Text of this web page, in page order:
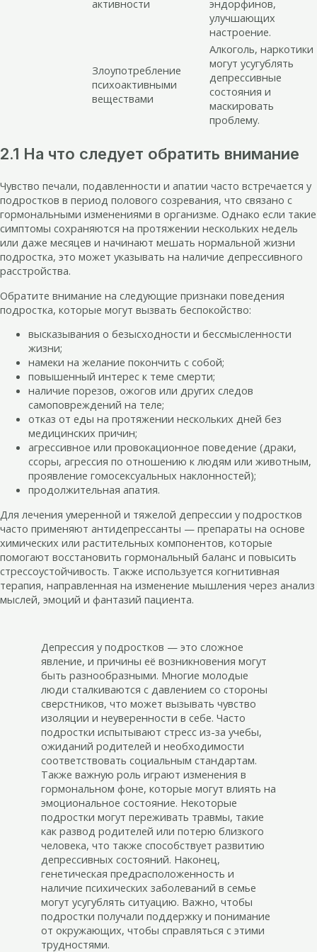
активности
эндорфинов,
улучшающих
настроение.
Злоупотребление
психоактивными
веществами
Алкоголь, наркотики
могут усугублять
депрессивные
состояния и
маскировать
проблему.
2.1 На что следует обратить внимание
Чувство печали, подавленности и апатии часто встречается у
подростков в период полового созревания, что связано с
гормональными изменениями в организме. Однако если такие
симптомы сохраняются на протяжении нескольких недель
или даже месяцев и начинают мешать нормальной жизни
подростка, это может указывать на наличие депрессивного
расстройства.
Обратите внимание на следующие признаки поведения
подростка, которые могут вызвать беспокойство:
высказывания о безысходности и бессмысленности
жизни;
намеки на желание покончить с собой;
повышенный интерес к теме смерти;
наличие порезов, ожогов или других следов
самоповреждений на теле;
отказ от еды на протяжении нескольких дней без
медицинских причин;
агрессивное или провокационное поведение (драки,
ссоры, агрессия по отношению к людям или животным,
проявление гомосексуальных наклонностей);
продолжительная апатия.
Для лечения умеренной и тяжелой депрессии у подростков
часто применяют антидепрессанты — препараты на основе
химических или растительных компонентов, которые
помогают восстановить гормональный баланс и повысить
стрессоустойчивость. Также используется когнитивная
терапия, направленная на изменение мышления через анализ
мыслей, эмоций и фантазий пациента.
Депрессия у подростков — это сложное
явление, и причины её возникновения могут
быть разнообразными. Многие молодые
люди сталкиваются с давлением со стороны
сверстников, что может вызывать чувство
изоляции и неуверенности в себе. Часто
подростки испытывают стресс из-за учебы,
ожиданий родителей и необходимости
соответствовать социальным стандартам.
Также важную роль играют изменения в
гормональном фоне, которые могут влиять на
эмоциональное состояние. Некоторые
подростки могут переживать травмы, такие
как развод родителей или потерю близкого
человека, что также способствует развитию
депрессивных состояний. Наконец,
генетическая предрасположенность и
наличие психических заболеваний в семье
могут усугублять ситуацию. Важно, чтобы
подростки получали поддержку и понимание
от окружающих, чтобы справляться с этими
трудностями.